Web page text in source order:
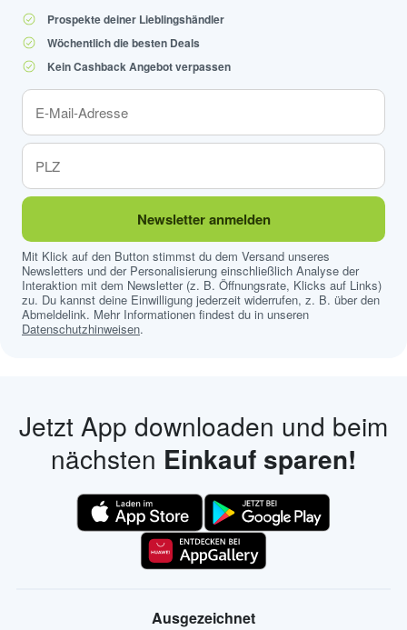
Prospekte deiner Lieblingshändler
Wöchentlich die besten Deals
Kein Cashback Angebot verpassen
Newsletter anmelden
Mit Klick auf den Button stimmst du dem Versand unseres
Newsletters und der Personalisierung einschließlich Analyse der
Interaktion mit dem Newsletter (z. B. Öffnungsrate, Klicks auf Links)
zu. Du kannst deine Einwilligung jederzeit widerrufen, z. B. über den
Abmeldelink. Mehr Informationen findest du in unseren
Datenschutzhinweisen.
Jetzt App downloaden und beim
nächsten Einkauf sparen!
Ausgezeichnet